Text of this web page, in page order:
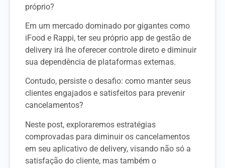
próprio?
Em um mercado dominado por gigantes como
iFood e Rappi, ter seu próprio app de gestão de
delivery irá lhe oferecer controle direto e diminuir
sua dependência de plataformas externas.
Contudo, persiste o desafio: como manter seus
clientes engajados e satisfeitos para prevenir
cancelamentos?
Neste post, exploraremos estratégias
comprovadas para diminuir os cancelamentos
em seu aplicativo de delivery, visando não só a
satisfação do cliente, mas também o